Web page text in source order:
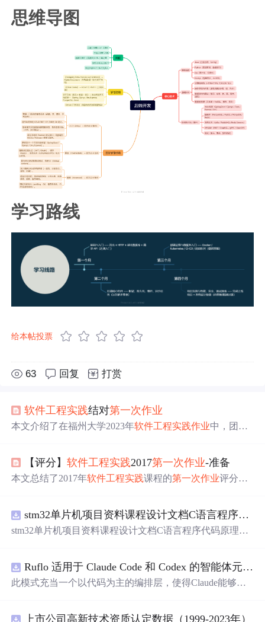
思维导图
学习路线
给本帖投票
63 回复 打赏
软件工程实践结对第一次作业
本文介绍了在福州大学2023年软件工程实践作业中，团队
应用以及结对合作带来的优势。同时，文章还涵盖了效能
分析，强调了实践中学以致用的重要性以及团队协作的价
【评分】软件工程实践2017第一次作业-准备
本文总结了2017年软件工程实践课程的第一次作业评分情
学生得分情况。
stm32单片机项目资料课程设计文档C语言程序代码原理图电路PCB实例用单片机制作多路输入电压表
stm32单片机项目资料课程设计文档C语言程序代码原理图
Ruflo 适用于 Claude Code 和 Codex 的智能体元框架
此模式充当一个以代码为主的编排层，使得Claude能够自
上市公司高新技术资质认定数据（1999-2023年）